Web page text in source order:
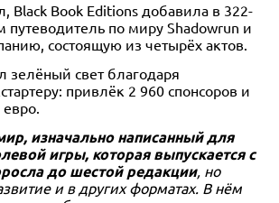
Black Book Editions добавила в 322-
путеводитель по миру Shadowrun и
состоящую из четырёх актов.
зелёный свет благодаря
привлёк 2 960 спонсоров и
изначально написанный для
игры, которая выпускается с
до шестой редакции, но
и в других форматах. В нём